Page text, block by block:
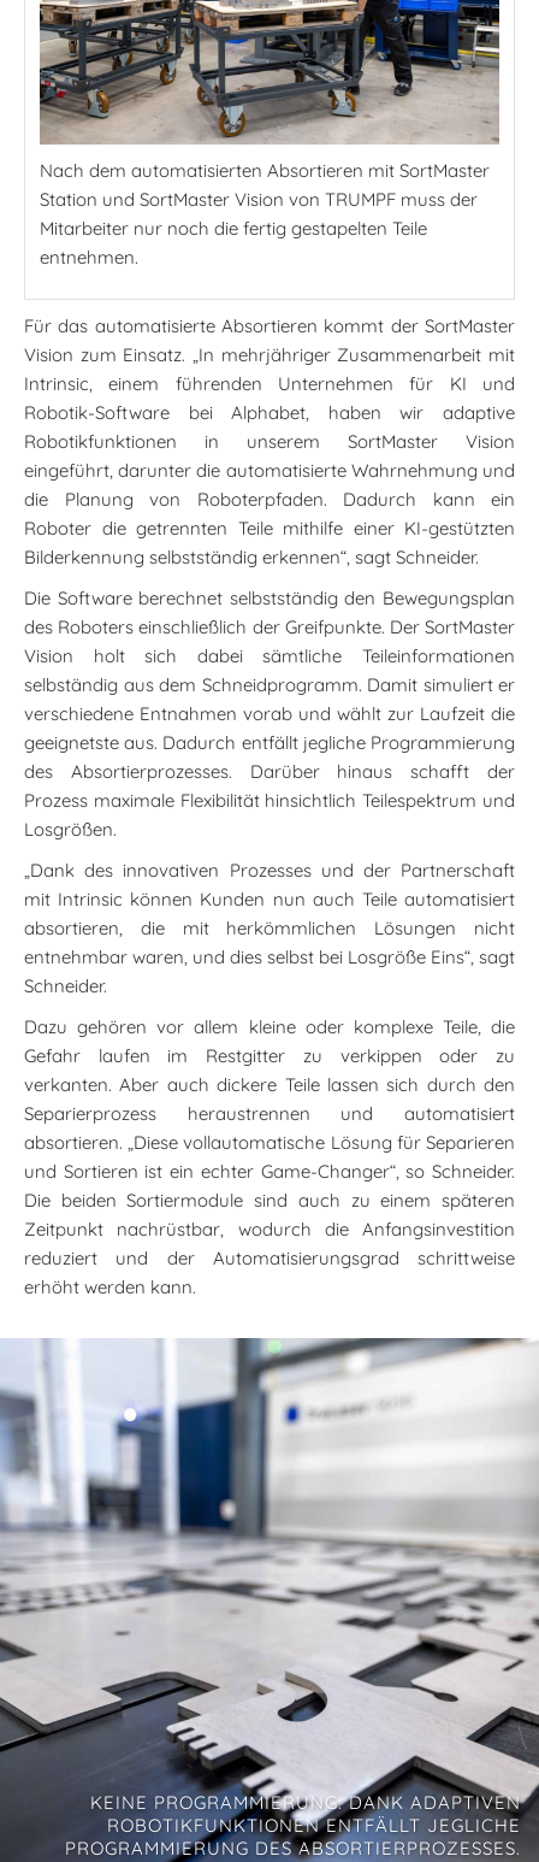
Nach dem automatisierten Absortieren mit SortMaster
Station und SortMaster Vision von TRUMPF muss der
Mitarbeiter nur noch die fertig gestapelten Teile
entnehmen.
Für das automatisierte Absortieren kommt der SortMaster
Vision zum Einsatz. „In mehrjähriger Zusammenarbeit mit
Intrinsic, einem führenden Unternehmen für KI und
Robotik-Software bei Alphabet, haben wir adaptive
Robotikfunktionen in unserem SortMaster Vision
eingeführt, darunter die automatisierte Wahrnehmung und
die Planung von Roboterpfaden. Dadurch kann ein
Roboter die getrennten Teile mithilfe einer KI-gestützten
Bilderkennung selbstständig erkennen“, sagt Schneider.
Die Software berechnet selbstständig den Bewegungsplan
des Roboters einschließlich der Greifpunkte. Der SortMaster
Vision holt sich dabei sämtliche Teileinformationen
selbständig aus dem Schneidprogramm. Damit simuliert er
verschiedene Entnahmen vorab und wählt zur Laufzeit die
geeignetste aus. Dadurch entfällt jegliche Programmierung
des Absortierprozesses. Darüber hinaus schafft der
Prozess maximale Flexibilität hinsichtlich Teilespektrum und
Losgrößen.
„Dank des innovativen Prozesses und der Partnerschaft
mit Intrinsic können Kunden nun auch Teile automatisiert
absortieren, die mit herkömmlichen Lösungen nicht
entnehmbar waren, und dies selbst bei Losgröße Eins“, sagt
Schneider.
Dazu gehören vor allem kleine oder komplexe Teile, die
Gefahr laufen im Restgitter zu verkippen oder zu
verkanten. Aber auch dickere Teile lassen sich durch den
Separierprozess heraustrennen und automatisiert
absortieren. „Diese vollautomatische Lösung für Separieren
und Sortieren ist ein echter Game-Changer“, so Schneider.
Die beiden Sortiermodule sind auch zu einem späteren
Zeitpunkt nachrüstbar, wodurch die Anfangsinvestition
reduziert und der Automatisierungsgrad schrittweise
erhöht werden kann.
KEINE PROGRAMMIERUNG: DANK ADAPTIVEN
ROBOTIKFUNKTIONEN ENTFÄLLT JEGLICHE
PROGRAMMIERUNG DES ABSORTIERPROZESSES.